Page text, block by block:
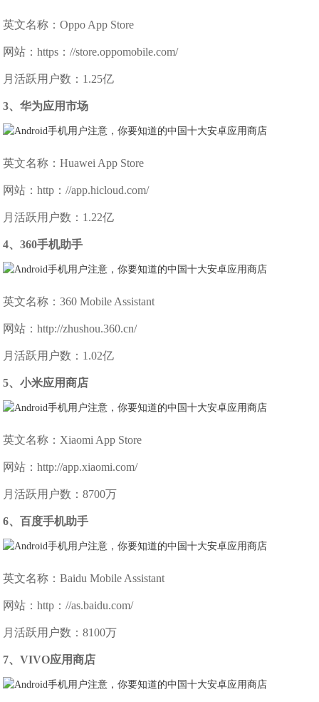
英文名称：Oppo App Store
网站：https：//store.oppomobile.com/
月活跃用户数：1.25亿
3、华为应用市场
英文名称：Huawei App Store
网站：http：//app.hicloud.com/
月活跃用户数：1.22亿
4、360手机助手
英文名称：360 Mobile Assistant
网站：http://zhushou.360.cn/
月活跃用户数：1.02亿
5、小米应用商店
英文名称：Xiaomi App Store
网站：http://app.xiaomi.com/
月活跃用户数：8700万
6、百度手机助手
英文名称：Baidu Mobile Assistant
网站：http：//as.baidu.com/
月活跃用户数：8100万
7、VIVO应用商店